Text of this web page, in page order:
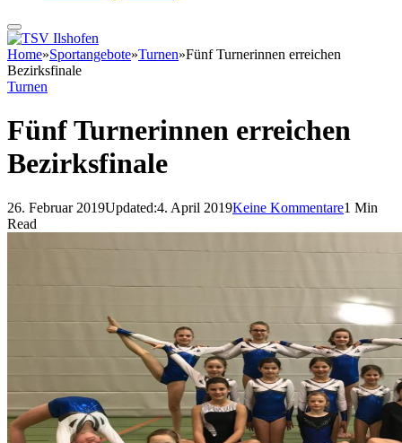
Home»Sportangebote»Turnen»Fünf Turnerinnen erreichen
Bezirksfinale
Turnen
Fünf Turnerinnen erreichen
Bezirksfinale
26. Februar 2019Updated:4. April 2019Keine Kommentare1 Min
Read